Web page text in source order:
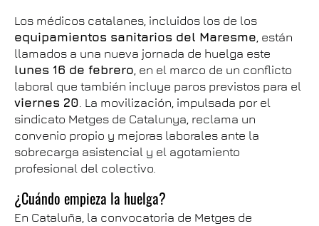
Los médicos catalanes, incluidos los de los
equipamientos sanitarios del Maresme, están
llamados a una nueva jornada de huelga este
lunes 16 de febrero, en el marco de un conflicto
laboral que también incluye paros previstos para el
viernes 20. La movilización, impulsada por el
sindicato Metges de Catalunya, reclama un
convenio propio y mejoras laborales ante la
sobrecarga asistencial y el agotamiento
profesional del colectivo.
¿Cuándo empieza la huelga?
En Cataluña, la convocatoria de Metges de